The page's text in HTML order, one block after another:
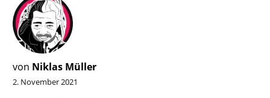
von Niklas Müller
2. November 2021